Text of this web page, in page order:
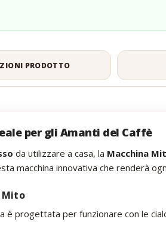
per gli Amanti del Caffè
da utilizzare a casa, la Macchina
macchina innovativa che renderà
Mito
è progettata per funzionare con le
PRODOTTO